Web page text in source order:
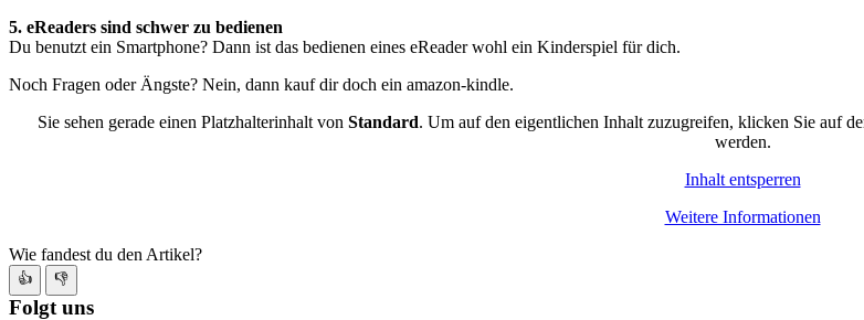
5. eReaders sind schwer zu bedienen
Du benutzt ein Smartphone? Dann ist das bedienen eines eReader wohl ein Kinderspiel für dich.
Noch Fragen oder Ängste? Nein, dann kauf dir doch ein amazon-kindle.
Sie sehen gerade einen Platzhalterinhalt von Standard. Um auf den eigentlichen Inhalt zuzugreifen, klicken Sie auf
werden.
Inhalt entsperren
Weitere Informationen
Wie fandest du den Artikel?
👍 👎
Folgt uns